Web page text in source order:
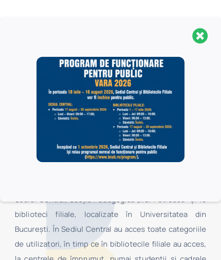
Sediul Central, Secţia Pedagogică „I.C. Petrescu” şi 16
biblioteci filiale, localizate în Universitatea din
Bucureşti. În Sediul Central au acces toate categoriile
de utilizatori, în timp ce în bibliotecile filiale au acces,